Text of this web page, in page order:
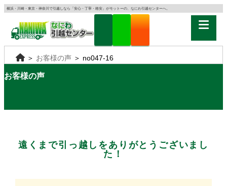
横浜・川崎・東京・神奈川で引越しなら「安心・丁寧・格安」がモットーの、なにわ引越センターへ。
＞ お客様の声＞ no047-16
お客様の声
遠くまで引っ越しをありがとうございまし
た！